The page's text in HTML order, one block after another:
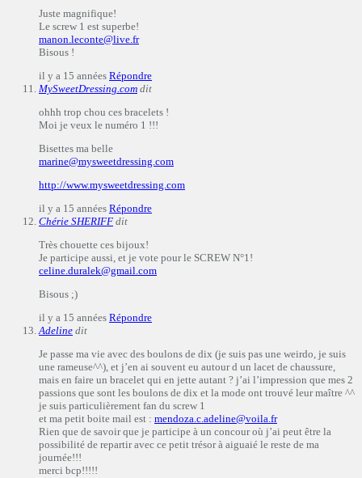
Juste magnifique!
Le screw 1 est superbe!
manon.leconte@live.fr
Bisous !
il y a 15 années Répondre
MySweetDressing.com dit
ohhh trop chou ces bracelets !
Moi je veux le numéro 1 !!!
Bisettes ma belle
marine@mysweetdressing.com
http://www.mysweetdressing.com
il y a 15 années Répondre
Chérie SHERIFF dit
Très chouette ces bijoux!
Je participe aussi, et je vote pour le SCREW N°1!
celine.duralek@gmail.com
Bisous ;)
il y a 15 années Répondre
Adeline dit
Je passe ma vie avec des boulons de dix (je suis pas une weirdo, je suis
une rameuse^^), et j’en ai souvent eu autour d un lacet de chaussure,
mais en faire un bracelet qui en jette autant ? j’ai l’impression que mes 2
passions que sont les boulons de dix et la mode ont trouvé leur maître ^^
je suis particulièrement fan du screw 1
et ma petit boite mail est : mendoza.c.adeline@voila.fr
Rien que de savoir que je participe à un concour où j’ai peut être la
possibilité de repartir avec ce petit trésor à aiguaié le reste de ma
journée!!!
merci bcp!!!!!